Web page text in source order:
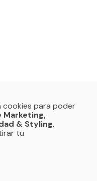
cookies para poder
Marketing,
& Styling.
tu